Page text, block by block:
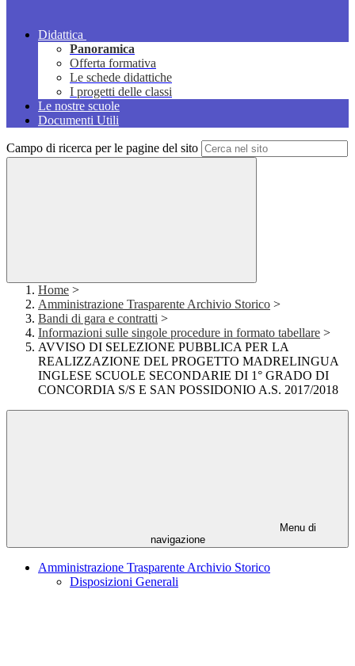
Didattica
Panoramica
Offerta formativa
Le schede didattiche
I progetti delle classi
Le nostre scuole
Documenti Utili
Campo di ricerca per le pagine del sito
Home >
Amministrazione Trasparente Archivio Storico >
Bandi di gara e contratti >
Informazioni sulle singole procedure in formato tabellare >
AVVISO DI SELEZIONE PUBBLICA PER LA
REALIZZAZIONE DEL PROGETTO MADRELINGUA
INGLESE SCUOLE SECONDARIE DI 1° GRADO DI
CONCORDIA S/S E SAN POSSIDONIO A.S. 2017/2018
Menu di
navigazione
Amministrazione Trasparente Archivio Storico
Disposizioni Generali